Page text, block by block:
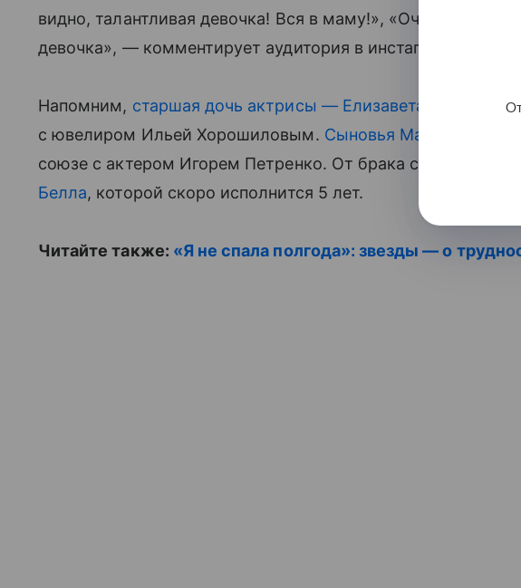
видно, талантливая девочка! Вся в маму!», «Очень
девочка», — комментирует аудитория в инстаграме.
Напомним, старшая дочь актрисы — Елизавета
с ювелиром Ильей Хорошиловым. Сыновья Матвей и
союзе с актером Игорем Петренко. От брака с Гелой
Белла, которой скоро исполнится 5 лет.
Читайте также: «Я не спала полгода»: звезды — о